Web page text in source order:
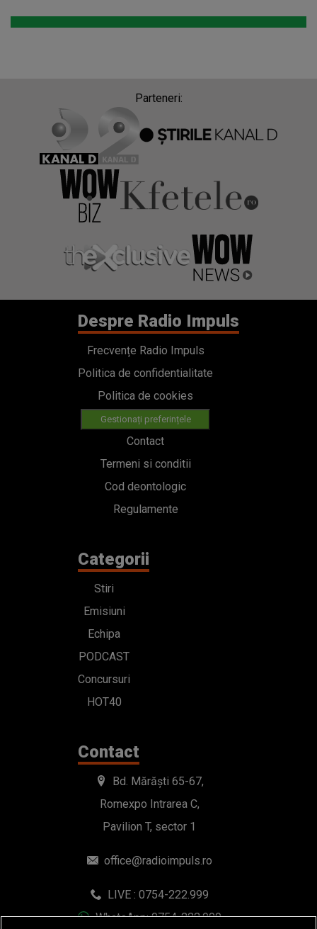
Parteneri:
Despre Radio Impuls
Frecvențe Radio Impuls
Politica de confidentialitate
Politica de cookies
Gestionați preferințele
Contact
Termeni si conditii
Cod deontologic
Regulamente
Categorii
Stiri
Emisiuni
Echipa
PODCAST
Concursuri
HOT40
Contact
Bd. Mărăști 65-67,
Romexpo Intrarea C,
Pavilion T, sector 1
office@radioimpuls.ro
LIVE : 0754-222.999
WhatsApp: 0754-222.999